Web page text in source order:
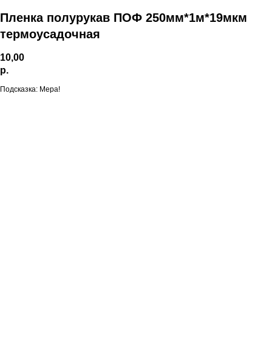
Пленка полурукав ПОФ 250мм*1м*19мкм
термоусадочная
10,00
р.
Подсказка: Мера!